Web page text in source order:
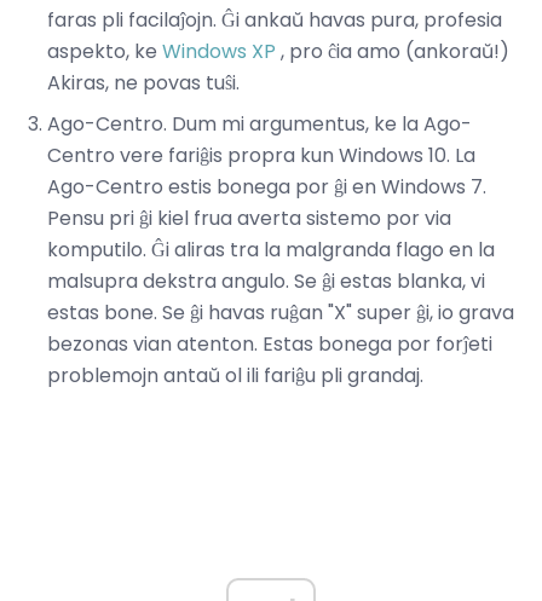
faras pli facilaĵojn. Ĝi ankaŭ havas pura, profesia
aspekto, ke Windows XP , pro ĉia amo (ankoraŭ!)
Akiras, ne povas tuŝi.
Ago-Centro. Dum mi argumentus, ke la Ago-
Centro vere fariĝis propra kun Windows 10. La
Ago-Centro estis bonega por ĝi en Windows 7.
Pensu pri ĝi kiel frua averta sistemo por via
komputilo. Ĝi aliras tra la malgranda flago en la
malsupra dekstra angulo. Se ĝi estas blanka, vi
estas bone. Se ĝi havas ruĝan "X" super ĝi, io grava
bezonas vian atenton. Estas bonega por forĵeti
problemojn antaŭ ol ili fariĝu pli grandaj.